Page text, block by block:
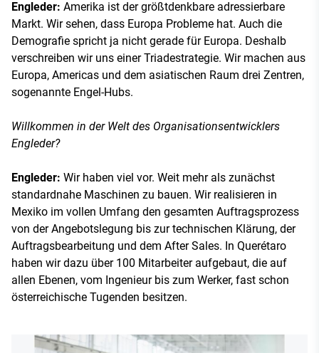
Engleder: Amerika ist der größtdenkbare adressierbare
Markt. Wir sehen, dass Europa Probleme hat. Auch die
Demografie spricht ja nicht gerade für Europa. Deshalb
verschreiben wir uns einer Triadestrategie. Wir machen aus
Europa, Americas und dem asiatischen Raum drei Zentren,
sogenannte Engel-Hubs.
Willkommen in der Welt des Organisationsentwicklers
Engleder?
Engleder: Wir haben viel vor. Weit mehr als zunächst
standardnahe Maschinen zu bauen. Wir realisieren in
Mexiko im vollen Umfang den gesamten Auftragsprozess
von der Angebotslegung bis zur technischen Klärung, der
Auftragsbearbeitung und dem After Sales. In Querétaro
haben wir dazu über 100 Mitarbeiter aufgebaut, die auf
allen Ebenen, vom Ingenieur bis zum Werker, fast schon
österreichische Tugenden besitzen.